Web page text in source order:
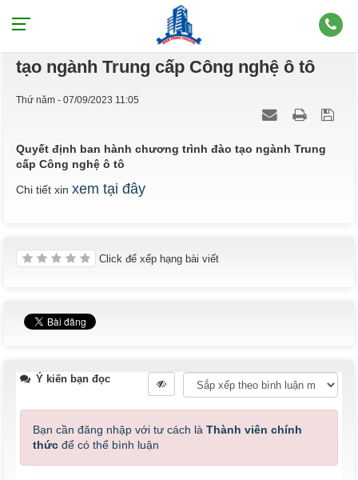
Quyết định ban hành chương trình đào
tạo ngành Trung cấp Công nghệ ô tô
Thứ năm - 07/09/2023 11:05
Quyết định ban hành chương trình đào tạo ngành Trung
cấp Công nghệ ô tô
Chi tiết xin xem tại đây
Click để xếp hạng bài viết
Ý kiến bạn đọc
Bạn cần đăng nhập với tư cách là Thành viên chính
thức để có thể bình luận